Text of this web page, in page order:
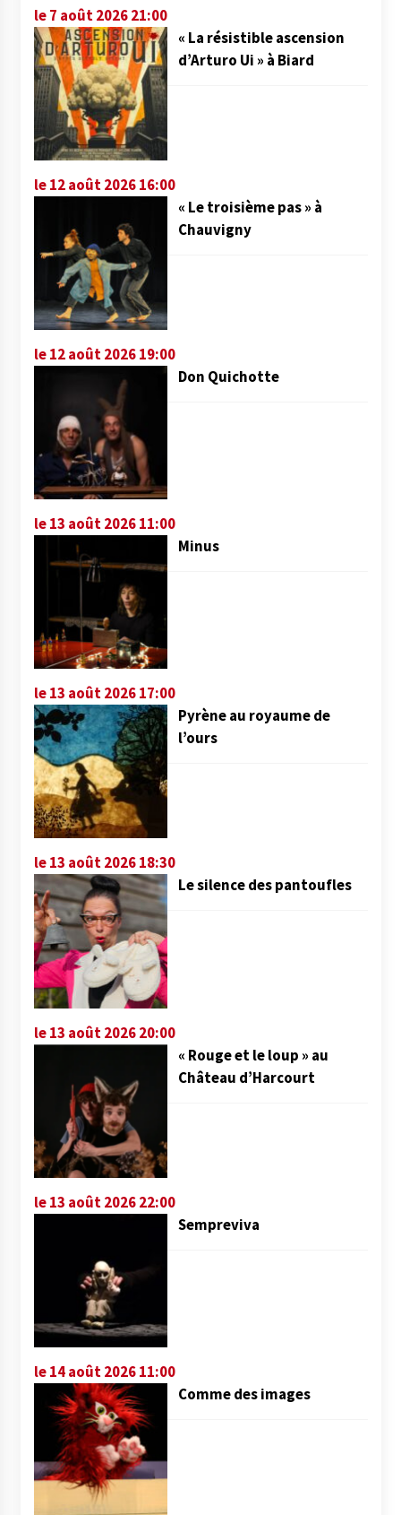
le 7 août 2026 21:00
« La résistible ascension
d’Arturo Ui » à Biard
le 12 août 2026 16:00
« Le troisième pas » à
Chauvigny
le 12 août 2026 19:00
Don Quichotte
le 13 août 2026 11:00
Minus
le 13 août 2026 17:00
Pyrène au royaume de
l’ours
le 13 août 2026 18:30
Le silence des pantoufles
le 13 août 2026 20:00
« Rouge et le loup » au
Château d’Harcourt
le 13 août 2026 22:00
Sempreviva
le 14 août 2026 11:00
Comme des images